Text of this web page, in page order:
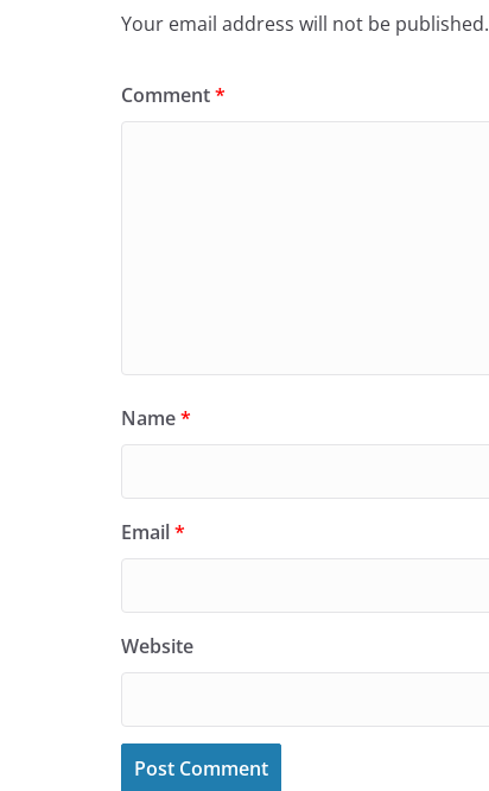
Your email address will not be published.
Comment*
Name*
Email*
Website